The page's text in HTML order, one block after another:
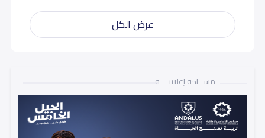
عرض الكل
مســـاحة إعلانيـــــة